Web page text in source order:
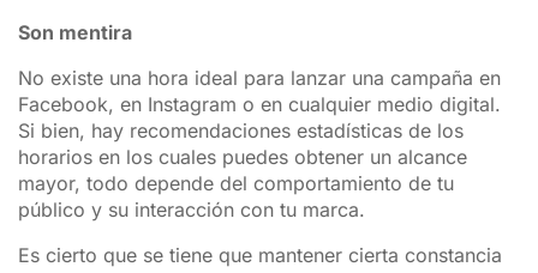
Son mentira
No existe una hora ideal para lanzar una campaña en
Facebook, en Instagram o en cualquier medio digital.
Si bien, hay recomendaciones estadísticas de los
horarios en los cuales puedes obtener un alcance
mayor, todo depende del comportamiento de tu
público y su interacción con tu marca.
Es cierto que se tiene que mantener cierta constancia